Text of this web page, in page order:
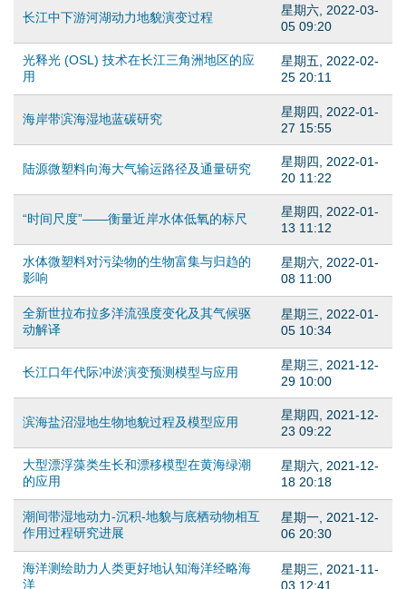
u
长江中下游河湖动力地貌演变过程
星期六, 2022-03-
05 09:20
光释光 (OSL) 技术在长江三角洲地区的应
用
星期五, 2022-02-
25 20:11
海岸带滨海湿地蓝碳研究
星期四, 2022-01-
27 15:55
陆源微塑料向海大气输运路径及通量研究
星期四, 2022-01-
20 11:22
“时间尺度”——衡量近岸水体低氧的标尺
星期四, 2022-01-
13 11:12
水体微塑料对污染物的生物富集与归趋的
影响
星期六, 2022-01-
08 11:00
全新世拉布拉多洋流强度变化及其气候驱
动解译
星期三, 2022-01-
05 10:34
长江口年代际冲淤演变预测模型与应用
星期三, 2021-12-
29 10:00
滨海盐沼湿地生物地貌过程及模型应用
星期四, 2021-12-
23 09:22
大型漂浮藻类生长和漂移模型在黄海绿潮
的应用
星期六, 2021-12-
18 20:18
潮间带湿地动力-沉积-地貌与底栖动物相互
作用过程研究进展
星期一, 2021-12-
06 20:30
海洋测绘助力人类更好地认知海洋经略海
洋
星期三, 2021-11-
03 12:41